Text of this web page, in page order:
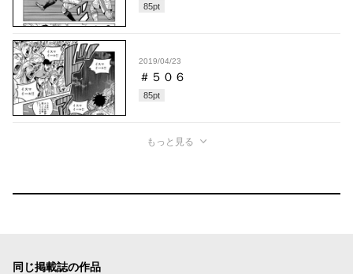
85pt
2019/04/23
＃５０６
85pt
もっと見る
同じ掲載誌の作品